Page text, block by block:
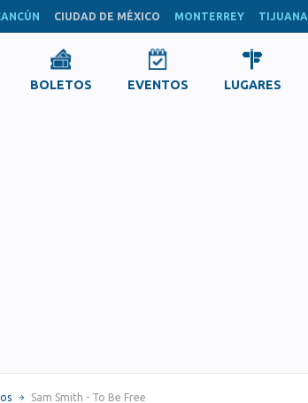
CIUDAD DE MÉXICO MONTERREY TIJUANA
BOLETOS EVENTOS LUGARES
Sam Smith - To Be Free